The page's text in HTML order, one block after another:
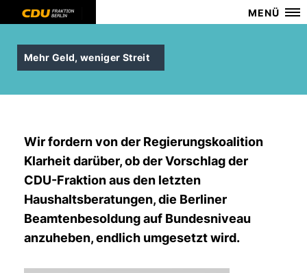
MENÜ
Mehr Geld, weniger Streit
Wir fordern von der Regierungskoalition
Klarheit darüber, ob der Vorschlag der
CDU-Fraktion aus den letzten
Haushaltsberatungen, die Berliner
Beamtenbesoldung auf Bundesniveau
anzuheben, endlich umgesetzt wird.